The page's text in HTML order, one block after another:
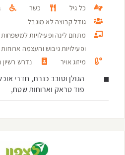
כל גיל כשר
גודל קבוצה לא מוגבל
מתחם לינה ופעילויות למשפחות
ופעילויות גיבוש והעצמה
מיזוג אויר
נדרש רשיון
הגולן וסובב כנרת, חדרי
פוד טראק וארוחות שטח,